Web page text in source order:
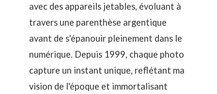
avec des appareils jetables, évoluant à
travers une parenthèse argentique
avant de s'épanouir pleinement dans le
numérique. Depuis 1999, chaque photo
capture un instant unique, reflétant ma
vision de l'époque et immortalisant